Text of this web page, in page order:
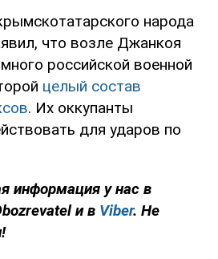
народа
что возле Джанкоя
российской военной
целый состав
. Их оккупанты
для ударов по
информация у нас в
и в Viber. Не